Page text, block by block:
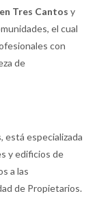
Tres Cantos y
el cual
con
de
, está especializada
y edificios de
a las
de Propietarios.